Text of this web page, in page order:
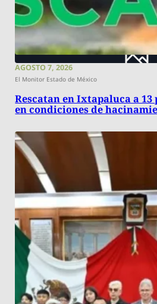
AGOSTO 7, 2026
El Monitor Estado de México
Rescatan en Ixtapaluca a
en condiciones de